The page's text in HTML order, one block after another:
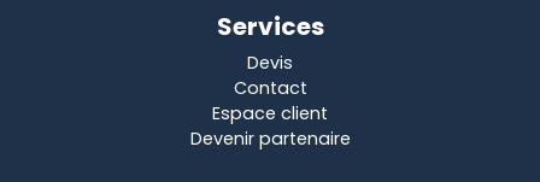
Services
Devis
Contact
Espace client
Devenir partenaire